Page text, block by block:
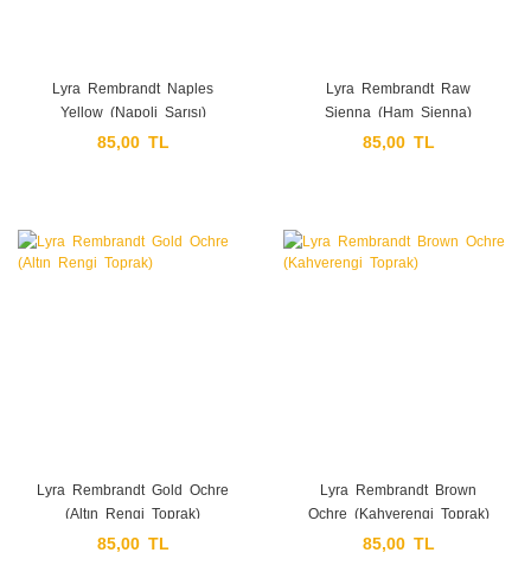
Lyra Rembrandt Naples
Yellow (Napoli Sarısı)
85,00 TL
Lyra Rembrandt Raw
Sienna (Ham Sienna)
85,00 TL
Lyra Rembrandt Gold Ochre
(Altın Rengi Toprak)
85,00 TL
Lyra Rembrandt Brown
Ochre (Kahverengi Toprak)
85,00 TL